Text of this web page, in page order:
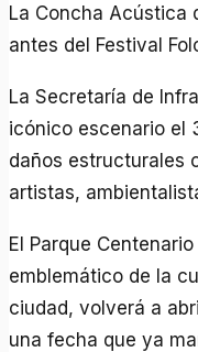
La Concha Acústica
antes del Festival
La Secretaría de
icónico escenario el
daños estructurales
artistas,
El Parque
emblemático de la
ciudad, volverá a
una fecha que ya